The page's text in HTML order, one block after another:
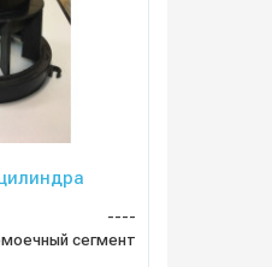
----
сегмент